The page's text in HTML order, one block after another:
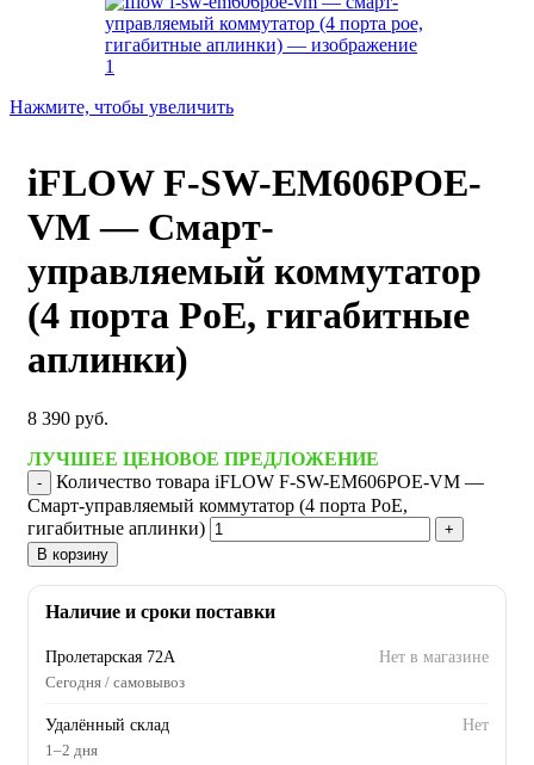
Нажмите, чтобы увеличить
iFLOW F-SW-EM606POE-
VM — Смарт-
управляемый коммутатор
(4 порта PoE, гигабитные
аплинки)
8 390 руб.
ЛУЧШЕЕ ЦЕНОВОЕ ПРЕДЛОЖЕНИЕ
Количество товара iFLOW F-SW-EM606POE-VM —
Смарт-управляемый коммутатор (4 порта PoE,
гигабитные аплинки)
В корзину
Наличие и сроки поставки
Пролетарская 72А
Нет в магазине
Сегодня / самовывоз
Удалённый склад
Нет
1–2 дня